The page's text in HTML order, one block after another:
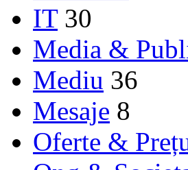
IT 30
Media &
Mediu 36
Mesaje 8
Oferte &